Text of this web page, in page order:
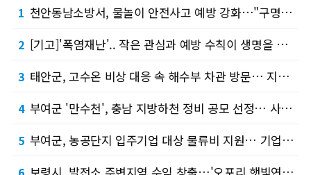
1 천안동남소방서, 물놀이 안전사고 예방 강화…"구명조끼 무료로 빌려가세요"
2 [기고]'폭염재난'.. 작은 관심과 예방 수칙이 생명을 지킵니다.
3 태안군, 고수온 비상 대응 속 해수부 차관 방문… 지역 발전 건의문 전달
4 부여군 '만수천', 충남 지방하천 정비 공모 선정… 사업비 확보로 정비에 박차
5 부여군, 농공단지 입주기업 대상 물류비 지원… 기업 경쟁력 강화